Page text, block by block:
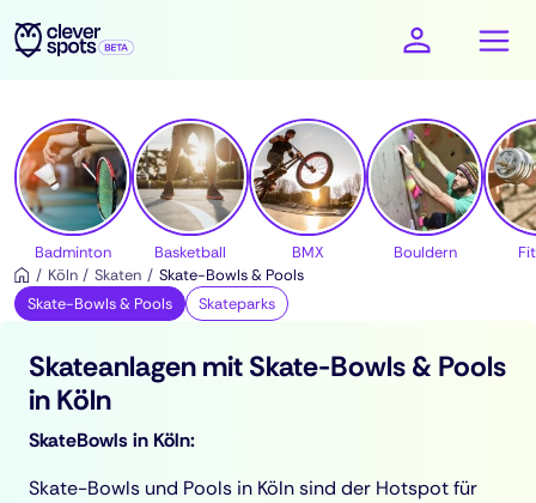
cleverspots - Sport
Badminton Basketball BMX Bouldern
Köln
Skaten
Skate-Bowls & Pools
Skate-Bowls & Pools
Skateparks
Skateanlagen mit Skate-Bowls & Pools
in Köln
SkateBowls in Köln:
Skate-Bowls und Pools in Köln sind der Hotspot für